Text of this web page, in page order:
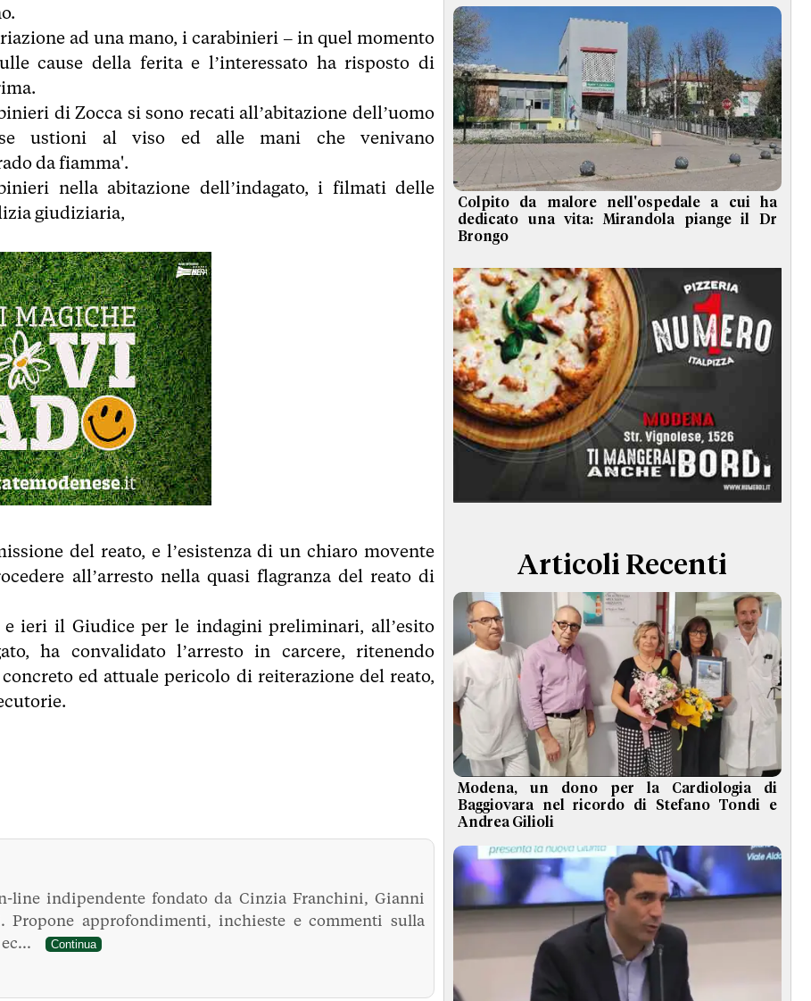
ad una mano, i carabinieri – in quel momento
cause della ferita e l’interessato ha risposto di
di Zocca si sono recati all’abitazione dell’uomo
ustioni al viso ed alle mani che venivano
da fiamma'.
nella abitazione dell’indagato, i filmati delle
giudiziaria,
del reato, e l’esistenza di un chiaro movente
all’arresto nella quasi flagranza del reato di
ieri il Giudice per le indagini preliminari, all’esito
ha convalidato l’arresto in carcere, ritenendo
ed attuale pericolo di reiterazione del reato,
line indipendente fondato da Cinzia Franchini, Gianni
Propone approfondimenti, inchieste e commenti sulla
ec...
Continua
Colpito da malore nell'ospedale a cui ha
dedicato una vita: Mirandola piange il Dr
Brongo
Articoli Recenti
Modena, un dono per la Cardiologia di
Baggiovara nel ricordo di Stefano Tondi e
Andrea Gilioli